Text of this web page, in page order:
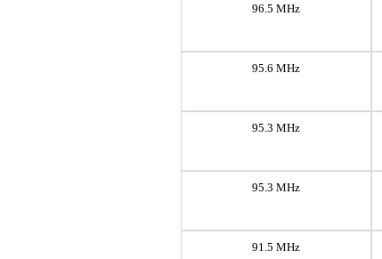
96.5 MHz
95.6 MHz
95.3 MHz
95.3 MHz
91.5 MHz